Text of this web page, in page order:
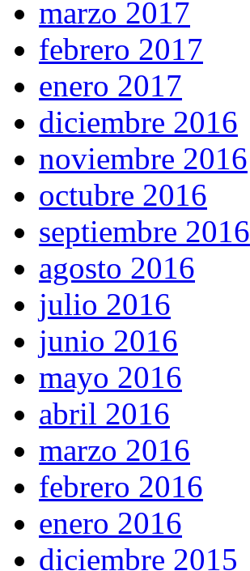
marzo 2017
febrero 2017
enero 2017
diciembre 2016
noviembre 2016
octubre 2016
septiembre 2016
agosto 2016
julio 2016
junio 2016
mayo 2016
abril 2016
marzo 2016
febrero 2016
enero 2016
diciembre 2015